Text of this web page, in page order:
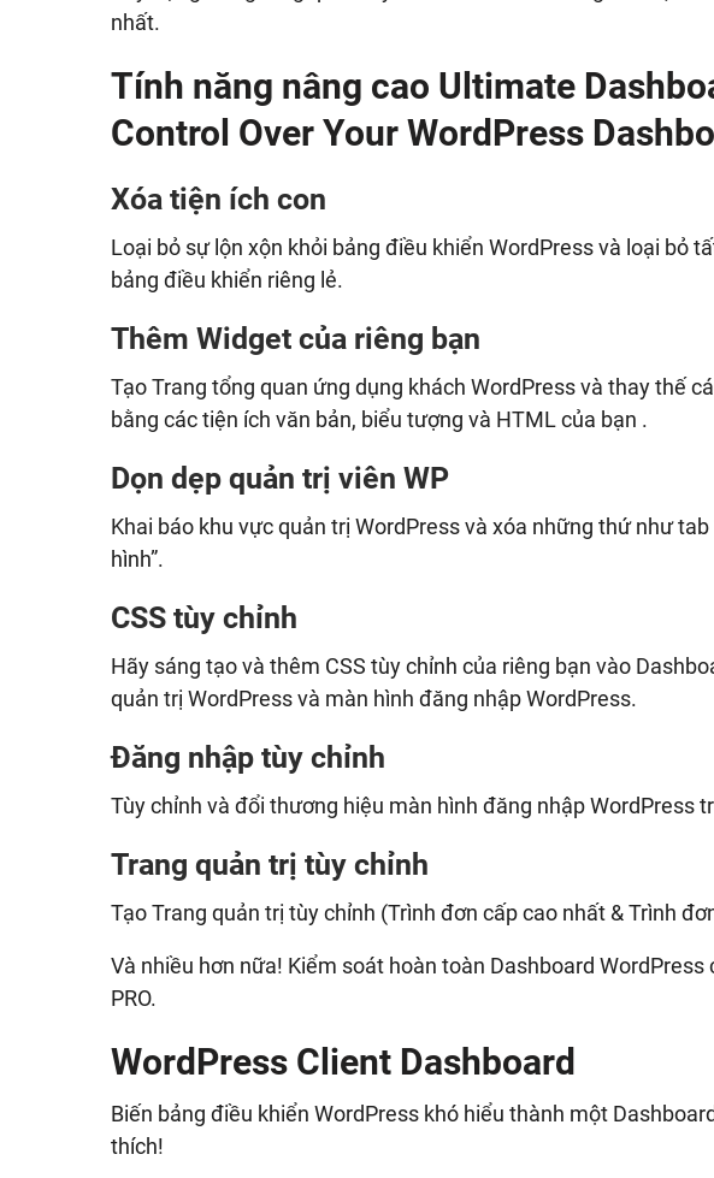
nhất.
Tính năng nâng cao Ultimate
Control Over Your WordPress
Xóa tiện ích con
Loại bỏ sự lộn xộn khỏi bảng điều khiển WordPress và loại bỏ
bảng điều khiển riêng lẻ.
Thêm Widget của riêng bạn
Tạo Trang tổng quan ứng dụng khách WordPress và thay thế
bằng các tiện ích văn bản, biểu tượng và HTML của bạn .
Dọn dẹp quản trị viên WP
Khai báo khu vực quản trị WordPress và xóa những thứ như tab
hình”.
CSS tùy chỉnh
Hãy sáng tạo và thêm CSS tùy chỉnh của riêng bạn vào
quản trị WordPress và màn hình đăng nhập WordPress.
Đăng nhập tùy chỉnh
Tùy chỉnh và đổi thương hiệu màn hình đăng nhập WordPress
Trang quản trị tùy chỉnh
Tạo Trang quản trị tùy chỉnh (Trình đơn cấp cao nhất & Trình
Và nhiều hơn nữa! Kiểm soát hoàn toàn Dashboard
PRO.
WordPress Client Dashboard
Biến bảng điều khiển WordPress khó hiểu thành một
thích!